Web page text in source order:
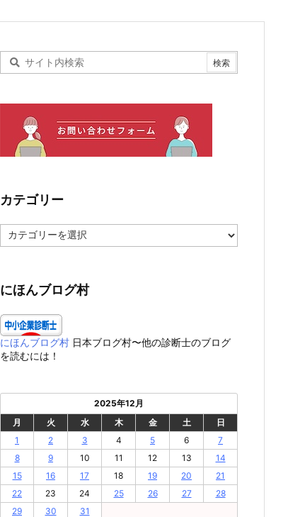
カテゴリー
テ
ー
にほんブログ村
にほんブログ村 日本ブログ村〜他の診断士のブログ
を読むには！
2025年12月
月
火 水 木 金 土
日
1
2 3 4 5 6
7
8
9 10 11 12 13
14
15
16 17 18 19 20
21
22
23 24 25 26 27
28
29
30
31